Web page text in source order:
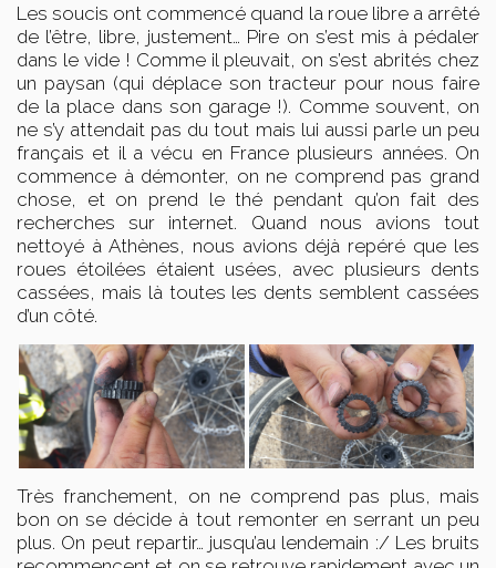
Les soucis ont commencé quand la roue libre a arrêté
de l’être, libre, justement… Pire on s’est mis à pédaler
dans le vide ! Comme il pleuvait, on s’est abrités chez
un paysan (qui déplace son tracteur pour nous faire
de la place dans son garage !). Comme souvent, on
ne s’y attendait pas du tout mais lui aussi parle un peu
français et il a vécu en France plusieurs années. On
commence à démonter, on ne comprend pas grand
chose, et on prend le thé pendant qu’on fait des
recherches sur internet. Quand nous avions tout
nettoyé à Athènes, nous avions déjà repéré que les
roues étoilées étaient usées, avec plusieurs dents
cassées, mais là toutes les dents semblent cassées
d’un côté.
Très franchement, on ne comprend pas plus, mais
bon on se décide à tout remonter en serrant un peu
plus. On peut repartir… jusqu’au lendemain :/ Les bruits